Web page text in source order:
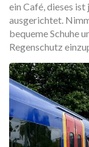
ein Café, dieses ist
ausgerichtet.
bequeme Schuhe
Regenschutz